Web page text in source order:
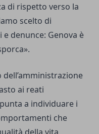
di rispetto verso la
scelto di
denunce: Genova è
dell’amministrazione
ai reati
a individuare i
che
della vita